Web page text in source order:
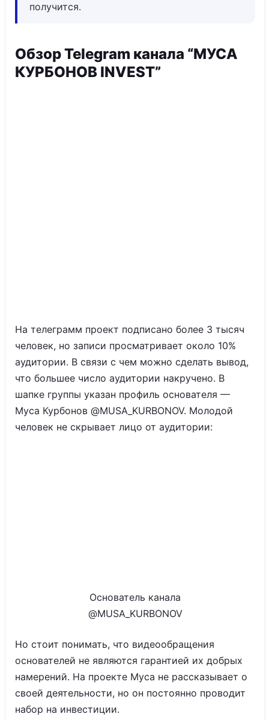
получится.
Обзор Telegram канала “МУСА
КУРБОНОВ INVEST”
На телеграмм проект подписано более 3 тысяч
человек, но записи просматривает около 10%
аудитории. В связи с чем можно сделать вывод,
что большее число аудитории накручено. В
шапке группы указан профиль основателя —
Муса Курбонов @MUSA_KURBONOV. Молодой
человек не скрывает лицо от аудитории:
Основатель канала
@MUSA_KURBONOV
Но стоит понимать, что видеообращения
основателей не являются гарантией их добрых
намерений. На проекте Муса не рассказывает о
своей деятельности, но он постоянно проводит
набор на инвестиции.